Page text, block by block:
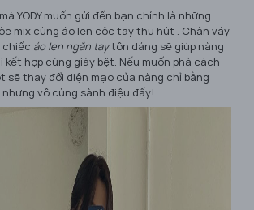
YODY muốn gửi đến bạn chính là những
mix cùng áo len cộc tay thu hút . Chân váy
chiếc áo len ngắn taytôn dáng sẽ giúp nàng
kết hợp cùng giày bệt. Nếu muốn phá cách
sẽ thay đổi diện mạo của nàng chỉ bằng
vô cùng sành điệu đấy!